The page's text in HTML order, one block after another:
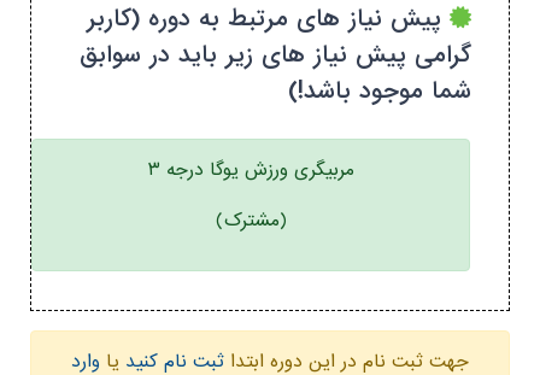
پیش نیاز های مرتبط به دوره (کاربر
گرامی پیش نیاز های زیر باید در سوابق
شما موجود باشد!)
مربیگری ورزش یوگا درجه ۳
(مشترک)
جهت ثبت نام در این دوره ابتدا ثبت نام کنید یا وارد